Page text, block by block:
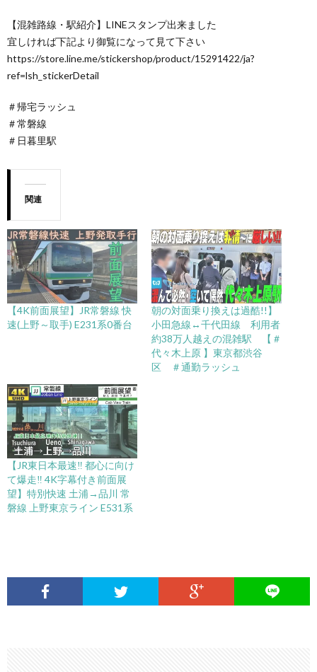
【混雑路線・駅紹介】LINEスタンプ出来ました
宜しければ下記より御覧になって見て下さい
https://store.line.me/stickershop/product/15291422/ja?
ref=lsh_stickerDetail
＃帰宅ラッシュ
＃常磐線
＃日暮里駅
関連
【4K前面展望】JR常磐線 快
速(上野～取手) E231系0番台
朝の対面乗り換えは過酷!!】
小田急線↔千代田線 利用者
約38万人越えの混雑駅 【＃
代々木上原 】東京都渋谷
区 ＃通勤ラッシュ
【JR東日本最速‼ 都心に向け
て爆走‼ 4K字幕付き前面展
望】特別快速 土浦→品川 常
磐線 上野東京ライン E531系